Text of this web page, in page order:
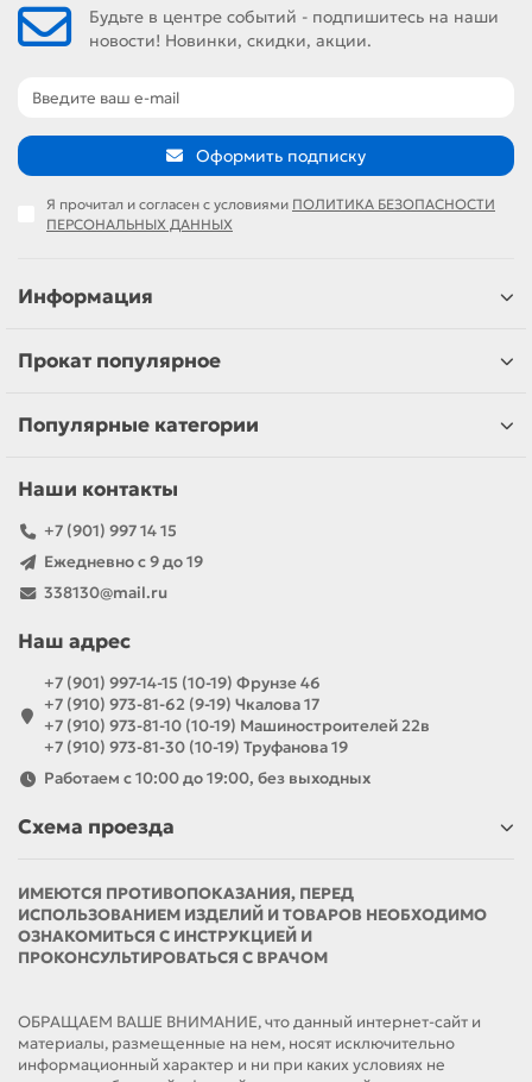
Будьте в центре событий - подпишитесь на наши
новости! Новинки, скидки, акции.
Оформить подписку
Я прочитал и согласен с условиями ПОЛИТИКА БЕЗОПАСНОСТИ
ПЕРСОНАЛЬНЫХ ДАННЫХ
Информация
Прокат популярное
Популярные категории
Наши контакты
+7 (901) 997 14 15
Ежедневно с 9 до 19
338130@mail.ru
Наш адрес
+7 (901) 997-14-15 (10-19) Фрунзе 46
+7 (910) 973-81-62 (9-19) Чкалова 17
+7 (910) 973-81-10 (10-19) Машиностроителей 22в
+7 (910) 973-81-30 (10-19) Труфанова 19
Работаем с 10:00 до 19:00, без выходных
Схема проезда
ИМЕЮТСЯ ПРОТИВОПОКАЗАНИЯ, ПЕРЕД
ИСПОЛЬЗОВАНИЕМ ИЗДЕЛИЙ И ТОВАРОВ НЕОБХОДИМО
ОЗНАКОМИТЬСЯ С ИНСТРУКЦИЕЙ И
ПРОКОНСУЛЬТИРОВАТЬСЯ С ВРАЧОМ
ОБРАЩАЕМ ВАШЕ ВНИМАНИЕ, что данный интернет-сайт и
материалы, размещенные на нем, носят исключительно
информационный характер и ни при каких условиях не